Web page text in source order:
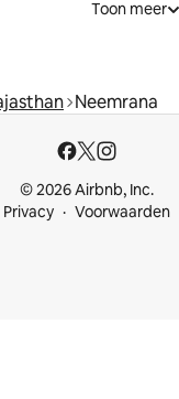
Toon meer
Neemrana
© 2026 Airbnb, Inc.
Privacy
Voorwaarden